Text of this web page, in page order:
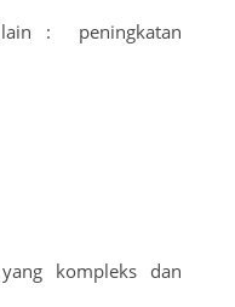
lain : peningkatan
kompleks dan